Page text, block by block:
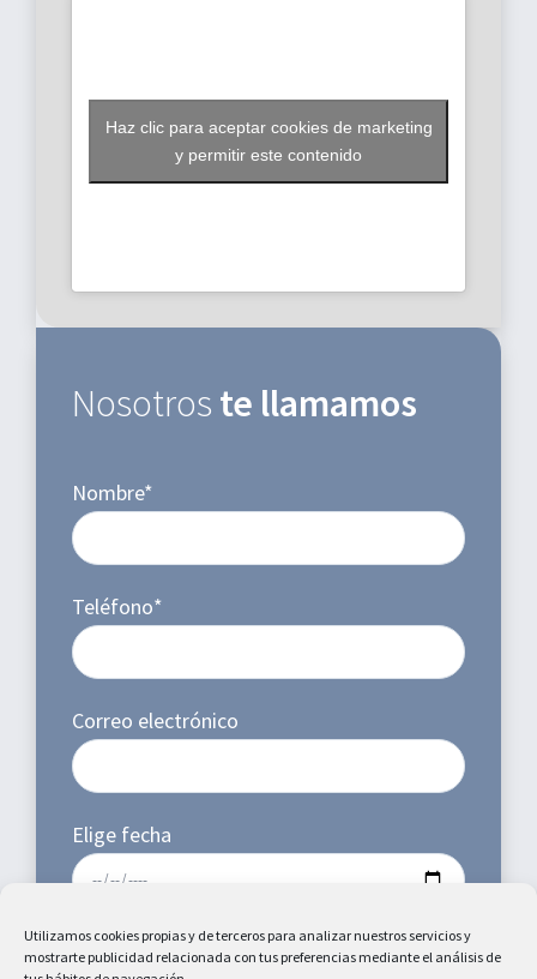
Utilizamos cookies propias y de terceros para analizar nuestros servicios y
mostrarte publicidad relacionada con tus preferencias mediante el análisis de
Haz clic para aceptar cookies de marketing
y permitir este contenido
Nosotros te llamamos
Nombre*
Teléfono*
Correo electrónico
Elige fecha
protección de datos y autorizo el tratamiento de mis datos
TRATAMIENTOS
Odontopediatría
Prótesis dental
ACREDITACIONES